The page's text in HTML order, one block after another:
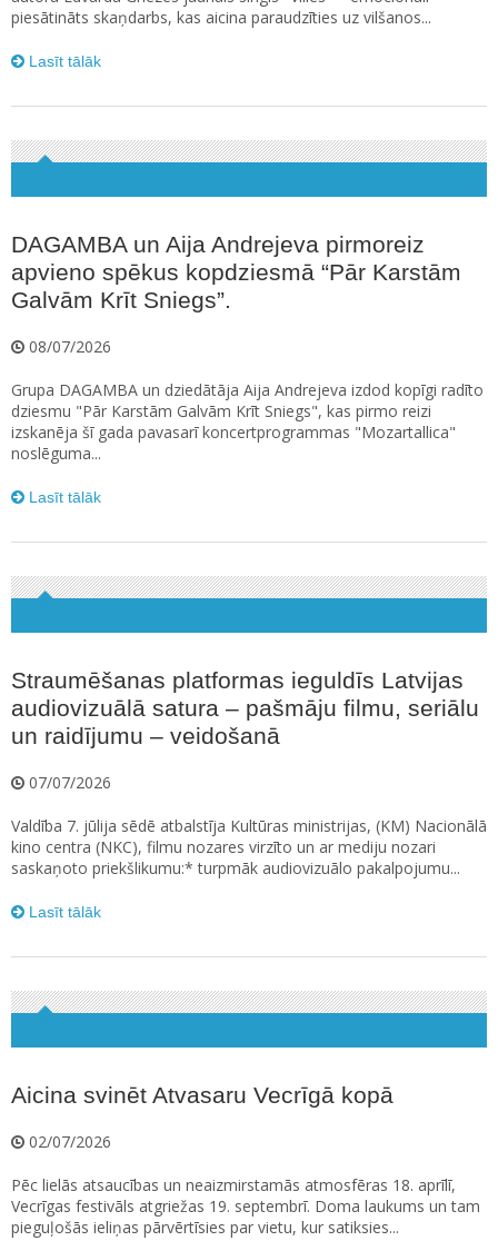
piesātināts skaņdarbs, kas aicina paraudzīties uz vilšanos...
Lasīt tālāk
DAGAMBA un Aija Andrejeva pirmoreiz
apvieno spēkus kopdziesmā “Pār Karstām
Galvām Krīt Sniegs”.
08/07/2026
Grupa DAGAMBA un dziedātāja Aija Andrejeva izdod kopīgi radīto
dziesmu "Pār Karstām Galvām Krīt Sniegs", kas pirmo reizi
izskanēja šī gada pavasarī koncertprogrammas "Mozartallica"
noslēguma...
Lasīt tālāk
Straumēšanas platformas ieguldīs Latvijas
audiovizuālā satura – pašmāju filmu, seriālu
un raidījumu – veidošanā
07/07/2026
Valdība 7. jūlija sēdē atbalstīja Kultūras ministrijas, (KM) Nacionālā
kino centra (NKC), filmu nozares virzīto un ar mediju nozari
saskaņoto priekšlikumu:* turpmāk audiovizuālo pakalpojumu...
Lasīt tālāk
Aicina svinēt Atvasaru Vecrīgā kopā
02/07/2026
Pēc lielās atsaucības un neaizmirstamās atmosfēras 18. aprīlī,
Vecrīgas festivāls atgriežas 19. septembrī. Doma laukums un tam
pieguļošās ieliņas pārvērtīsies par vietu, kur satiksies...